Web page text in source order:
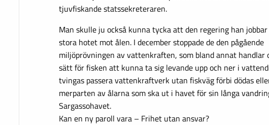
tjuvfiskande statssekreteraren.
Man skulle ju också kunna tycka att den regering han
stora hotet mot ålen. I december stoppade de den pågående
miljöprövningen av vattenkraften, som bland annat
sätt för fisken att kunna ta sig levande upp och ner i
tvingas passera vattenkraftverk utan fiskväg förbi dödas
merparten av ålarna som ska ut i havet för sin långa
Sargassohavet.
Kan en ny paroll vara – Frihet utan ansvar?